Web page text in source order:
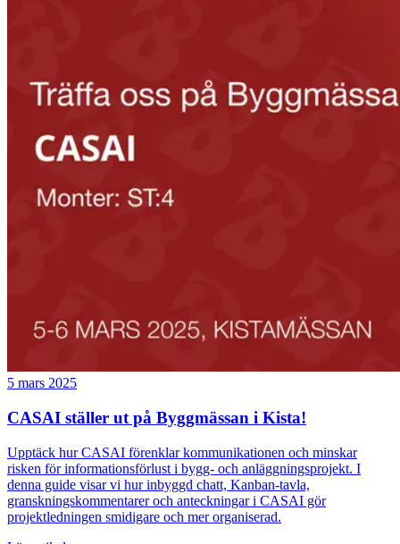
5 mars 2025
CASAI ställer ut på Byggmässan i Kista!
Upptäck hur CASAI förenklar kommunikationen och minskar
risken för informationsförlust i bygg- och anläggningsprojekt. I
denna guide visar vi hur inbyggd chatt, Kanban-tavla,
granskningskommentarer och anteckningar i CASAI gör
projektledningen smidigare och mer organiserad.